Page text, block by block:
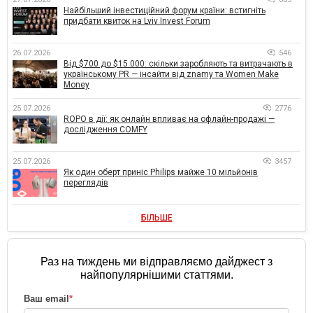
Найбільший інвестиційний форум країни: встигніть
придбати квиток на Lviv Invest Forum
26.07.2026 546
Від $700 до $15 000: скільки заробляють та витрачають в
українському PR — інсайти від znamy та Women Make
Money
25.07.2026 2776
ROPO в дії: як онлайн впливає на офлайн-продажі —
дослідження COMFY
25.07.2026 3457
Як один оберт приніс Philips майже 10 мільйонів
переглядів
БІЛЬШЕ
Раз на тиждень ми відправляємо дайджест з
найпопулярнішими статтями.
Ваш email *